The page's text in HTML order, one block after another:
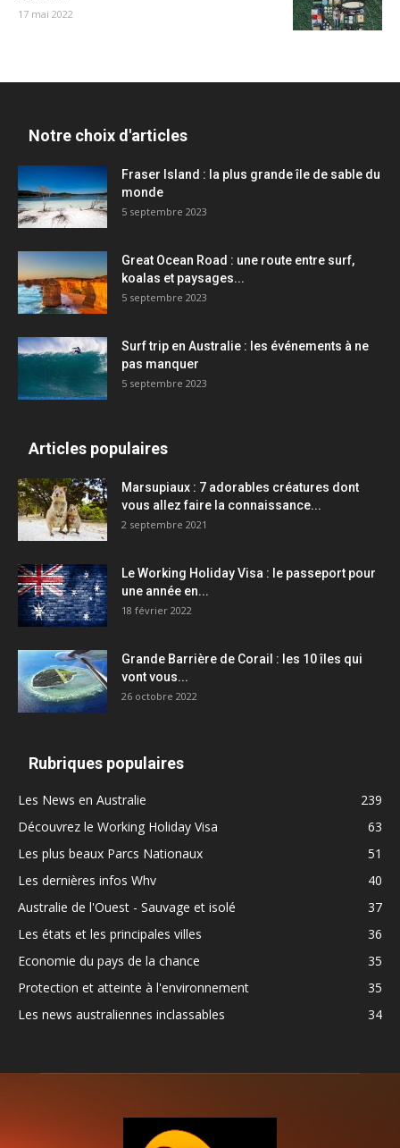
17 mai 2022
Notre choix d'articles
Fraser Island : la plus grande île de sable du
monde
5 septembre 2023
Great Ocean Road : une route entre surf,
koalas et paysages...
5 septembre 2023
Surf trip en Australie : les événements à ne
pas manquer
5 septembre 2023
Articles populaires
Marsupiaux : 7 adorables créatures dont
vous allez faire la connaissance...
2 septembre 2021
Le Working Holiday Visa : le passeport pour
une année en...
18 février 2022
Grande Barrière de Corail : les 10 îles qui
vont vous...
26 octobre 2022
Rubriques populaires
Les News en Australie
239
Découvrez le Working Holiday Visa
63
Les plus beaux Parcs Nationaux
51
Les dernières infos Whv
40
Australie de l'Ouest - Sauvage et isolé
37
Les états et les principales villes
36
Economie du pays de la chance
35
Protection et atteinte à l'environnement
35
Les news australiennes inclassables
34